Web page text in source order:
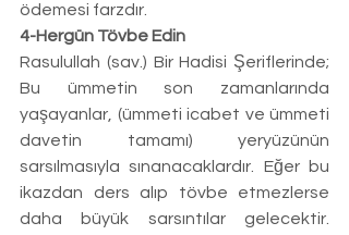
ödemesi farzdır.
4-Hergün Tövbe Edin
Rasulullah (sav.) Bir Hadisi Şeriflerinde;
Bu ümmetin son zamanlarında
yaşayanlar, (ümmeti icabet ve ümmeti
davetin tamamı) yeryüzünün
sarsılmasıyla sınanacaklardır. Eğer bu
ikazdan ders alıp tövbe etmezlerse
daha büyük sarsıntılar gelecektir.